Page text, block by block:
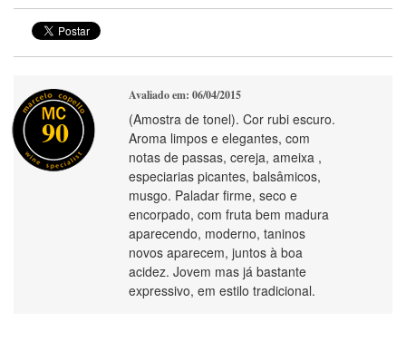
90
Avaliado em: 06/04/2015
(Amostra de tonel). Cor rubi escuro.
Aroma limpos e elegantes, com
notas de passas, cereja, ameixa ,
especiarias picantes, balsâmicos,
musgo. Paladar firme, seco e
encorpado, com fruta bem madura
aparecendo, moderno, taninos
novos aparecem, juntos à boa
acidez. Jovem mas já bastante
expressivo, em estilo tradicional.